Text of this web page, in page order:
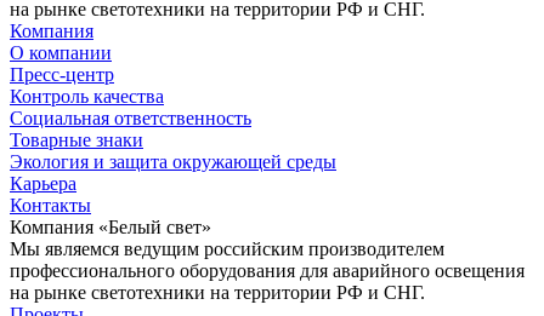
на рынке светотехники на территории РФ и СНГ.
Компания
О компании
Пресс-центр
Контроль качества
Социальная ответственность
Товарные знаки
Экология и защита окружающей среды
Карьера
Контакты
Компания «Белый свет»
Мы являемся ведущим российским производителем
профессионального оборудования для аварийного освещения
на рынке светотехники на территории РФ и СНГ.